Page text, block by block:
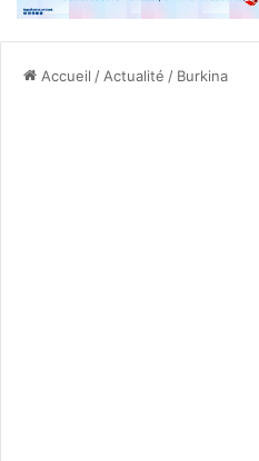
Accueil / Actualité / Burkina